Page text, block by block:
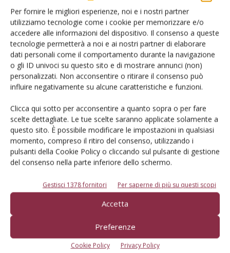
Per fornire le migliori esperienze, noi e i nostri partner
utilizziamo tecnologie come i cookie per memorizzare e/o
accedere alle informazioni del dispositivo. Il consenso a queste
tecnologie permetterà a noi e ai nostri partner di elaborare
dati personali come il comportamento durante la navigazione
o gli ID univoci su questo sito e di mostrare annunci (non)
personalizzati. Non acconsentire o ritirare il consenso può
influire negativamente su alcune caratteristiche e funzioni.
Clicca qui sotto per acconsentire a quanto sopra o per fare
scelte dettagliate. Le tue scelte saranno applicate solamente a
questo sito. È possibile modificare le impostazioni in qualsiasi
momento, compreso il ritiro del consenso, utilizzando i
pulsanti della Cookie Policy o cliccando sul pulsante di gestione
del consenso nella parte inferiore dello schermo.
Gestisci 1378 fornitori Per saperne di più su questi scopi
Accetta
Preferenze
Cookie Policy Privacy Policy
Articoli correlati
Pere Abate Fétel, trattamenti fogliari
con calcio prevengono il riscaldo molle
cause, effetti, metodi di controllo
Tecniche, prodotti e servizi dalle aziende